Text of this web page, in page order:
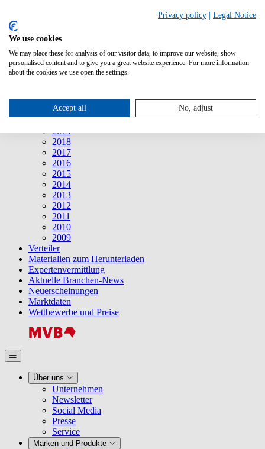
Mitteilungen
2026
2025
2024
2022
2021
2020
2019
2018
2017
2016
2015
2014
2013
2012
2011
2010
2009
Verteiler
Materialien zum Herunterladen
Expertenvermittlung
Aktuelle Branchen-News
Neuerscheinungen
Marktdaten
Wettbewerbe und Preise
Über uns
Unternehmen
Newsletter
Social Media
Presse
Service
Marken und Produkte
Privacy policy Legal Notice
We use cookies
We may place these for analysis of our visitor data, to improve our website, show
personalised content and to give you a great website experience. For more information
about the cookies we use open the settings.
Accept all No, adjust